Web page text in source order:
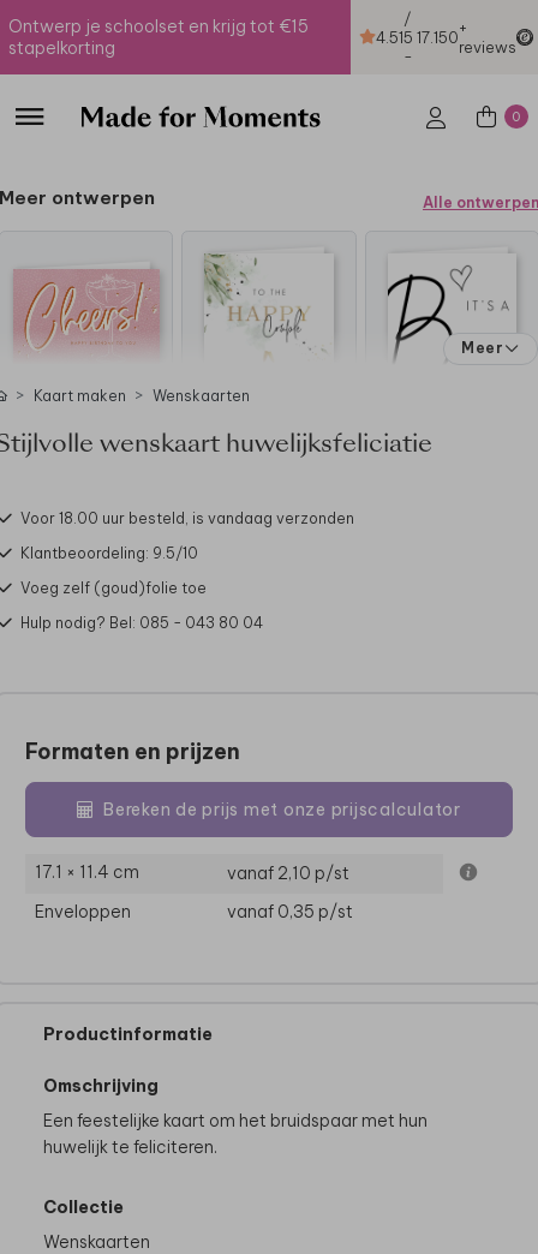
Ontwerp je schoolset en krijg tot €15
stapelkorting
4.51
/
5
-
17.150+
reviews
0
Meer ontwerpen Alle ontwerpen
Meer
Kaart maken Wenskaarten
wenskaart huwelijksfeliciatie
Voor 18.00 uur besteld, is vandaag verzonden
Klantbeoordeling: 9.5/10
Voeg zelf (goud)folie toe
Hulp nodig? Bel: 085 - 043 80 04
Formaten en prijzen
Bereken de prijs met onze prijscalculator
17.1 × 11.4 cm vanaf 2,10 p/st
Enveloppen
vanaf 0,35 p/st
Productinformatie
Omschrijving
Een feestelijke kaart om het bruidspaar met hun
huwelijk te feliciteren.
Collectie
Wenskaarten